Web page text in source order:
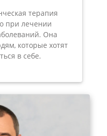
терапия
при лечении
Она
которые хотят
в себе.